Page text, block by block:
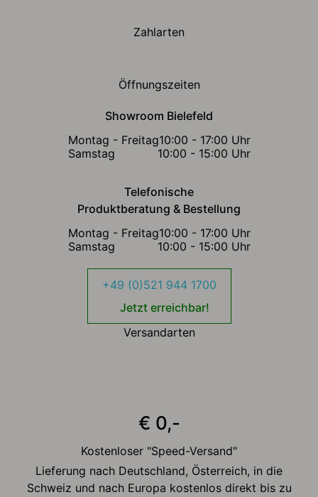
Zahlarten
Öffnungszeiten
Showroom Bielefeld
Montag - Freitag10:00 - 17:00 Uhr
Samstag
10:00 - 15:00 Uhr
Telefonische
Produktberatung & Bestellung
Montag - Freitag10:00 - 17:00 Uhr
Samstag
10:00 - 15:00 Uhr
+49 (0)521 944 1700
Jetzt erreichbar!
Versandarten
€ 0,-
Kostenloser "Speed-Versand"
Lieferung nach Deutschland, Österreich, in die
Schweiz und nach Europa kostenlos direkt bis zu